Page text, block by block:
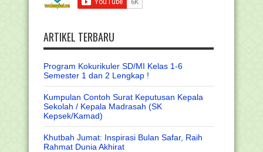
ARTIKEL TERBARU
Program Kokurikuler SD/MI Kelas 1-6
Semester 1 dan 2 Lengkap !
Kumpulan Contoh Surat Keputusan Kepala
Sekolah / Kepala Madrasah (SK
Kepsek/Kamad)
Khutbah Jumat: Inspirasi Bulan Safar, Raih
Rahmat Dunia Akhirat